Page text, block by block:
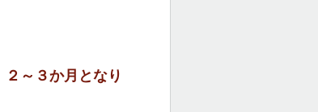
～３か月となり